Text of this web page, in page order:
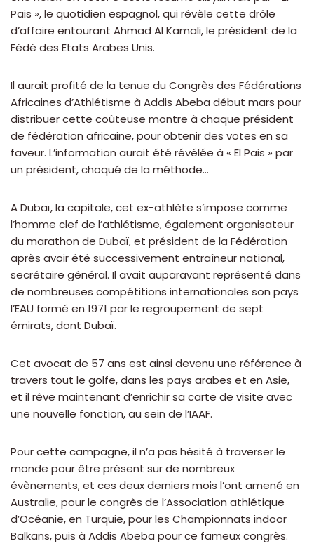
Pais », le quotidien espagnol, qui révèle cette drôle
d’affaire entourant Ahmad Al Kamali, le président de la
Fédé des Etats Arabes Unis.
Il aurait profité de la tenue du Congrès des Fédérations
Africaines d’Athlétisme à Addis Abeba début mars pour
distribuer cette coûteuse montre à chaque président
de fédération africaine, pour obtenir des votes en sa
faveur. L’information aurait été révélée à « El Pais » par
un président, choqué de la méthode…
A Dubaï, la capitale, cet ex-athlète s’impose comme
l’homme clef de l’athlétisme, également organisateur
du marathon de Dubaï, et président de la Fédération
après avoir été successivement entraîneur national,
secrétaire général. Il avait auparavant représenté dans
de nombreuses compétitions internationales son pays
l’EAU formé en 1971 par le regroupement de sept
émirats, dont Dubaï.
Cet avocat de 57 ans est ainsi devenu une référence à
travers tout le golfe, dans les pays arabes et en Asie,
et il rêve maintenant d’enrichir sa carte de visite avec
une nouvelle fonction, au sein de l’IAAF.
Pour cette campagne, il n’a pas hésité à traverser le
monde pour être présent sur de nombreux
évènements, et ces deux derniers mois l’ont amené en
Australie, pour le congrès de l’Association athlétique
d’Océanie, en Turquie, pour les Championnats indoor
Balkans, puis à Addis Abeba pour ce fameux congrès.